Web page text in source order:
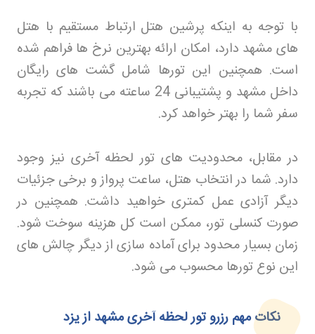
با توجه به اینکه پرشین هتل ارتباط مستقیم با هتل
های مشهد دارد، امکان ارائه بهترین نرخ ها فراهم شده
است. همچنین این تورها شامل گشت های رایگان
داخل مشهد و پشتیبانی 24 ساعته می باشند که تجربه
سفر شما را بهتر خواهد کرد.
در مقابل، محدودیت های تور لحظه آخری نیز وجود
دارد. شما در انتخاب هتل، ساعت پرواز و برخی جزئیات
دیگر آزادی عمل کمتری خواهید داشت. همچنین در
صورت کنسلی تور، ممکن است کل هزینه سوخت شود.
زمان بسیار محدود برای آماده سازی از دیگر چالش های
این نوع تورها محسوب می شود.
نکات مهم رزرو تور لحظه آخری مشهد از یزد